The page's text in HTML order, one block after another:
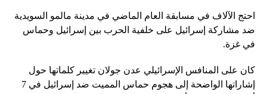
احتج الآلاف في مسابقة العام الماضي في مدينة مالمو السويدية
ضد مشاركة إسرائيل على خلفية الحرب بين إسرائيل وحماس
في غزة.
كان على المنافس الإسرائيلي عدن جولان تغيير كلماتها حول
إشاراتها الواضحة إلى هجوم حماس المميت ضد إسرائيل في 7